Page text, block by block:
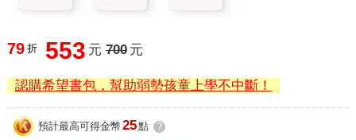
79 折 553 元 700 元
認購希望書包，幫助弱勢孩童上學不中斷！
預計最高可得金幣 25點 ?